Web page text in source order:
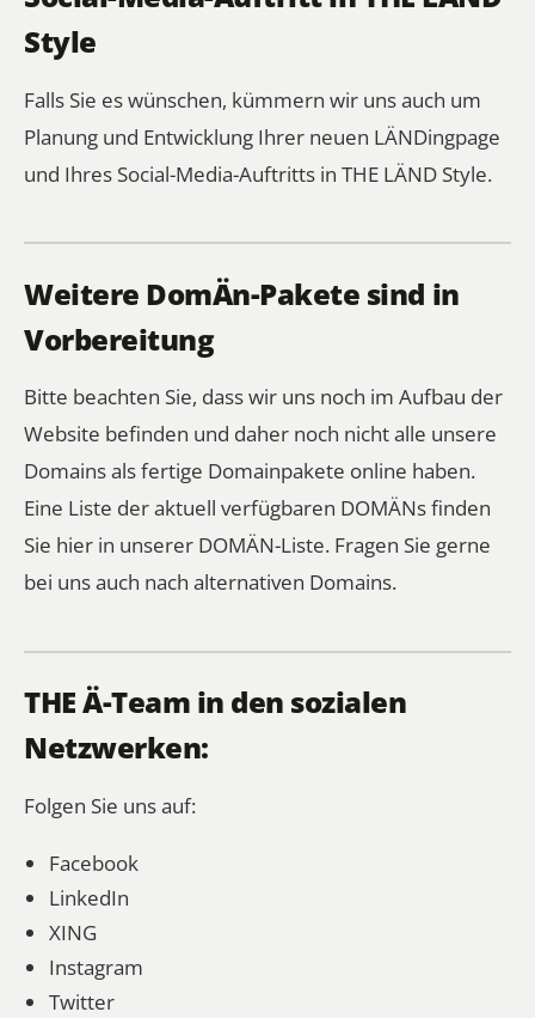
Style
Falls Sie es wünschen, kümmern wir uns auch um
Planung und Entwicklung Ihrer neuen LÄNDingpage
und Ihres Social-Media-Auftritts in THE LÄND Style.
Weitere DomÄn-Pakete sind in
Vorbereitung
Bitte beachten Sie, dass wir uns noch im Aufbau der
Website befinden und daher noch nicht alle unsere
Domains als fertige Domainpakete online haben.
Eine Liste der aktuell verfügbaren DOMÄNs finden
Sie hier in unserer DOMÄN-Liste. Fragen Sie gerne
bei uns auch nach alternativen Domains.
THE Ä-Team in den sozialen
Netzwerken:
Folgen Sie uns auf:
Facebook
LinkedIn
XING
Instagram
Twitter